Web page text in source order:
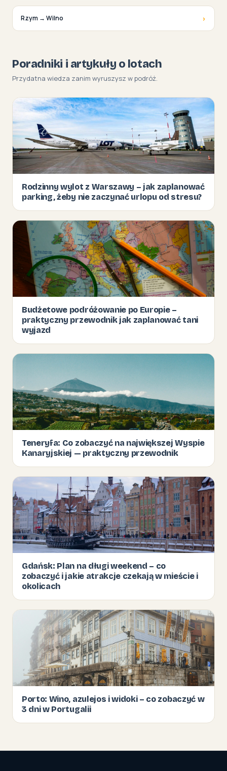
Rzym → Wilno ›
Poradniki i artykuły o lotach
Przydatna wiedza zanim wyruszysz w podróż.
Rodzinny wylot z Warszawy – jak zaplanować
parking, żeby nie zaczynać urlopu od stresu?
Budżetowe podróżowanie po Europie –
praktyczny przewodnik jak zaplanować tani
wyjazd
Teneryfa: Co zobaczyć na największej Wyspie
Kanaryjskiej — praktyczny przewodnik
Gdańsk: Plan na długi weekend – co
zobaczyć i jakie atrakcje czekają w mieście i
okolicach
Porto: Wino, azulejos i widoki – co zobaczyć w
3 dni w Portugalii